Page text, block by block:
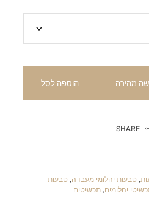
מהירה הוספה לסל
SHARE
, טבעות יהלומי מעבדה, טבעות
יהלומים,תכשיטים